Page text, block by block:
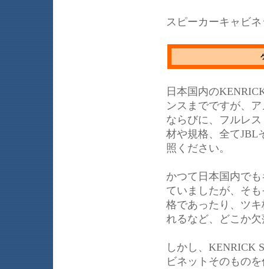
スピーカーキャビ
日本国内の
ンスまでですが、
ならびに、フルレ
材や規格、全てJBL
照ください。
かつて日本国内で
ていましたが、そ
格であったり、ツ
れるなど、どこか
しかし、KENRICK
ビネットそのもの